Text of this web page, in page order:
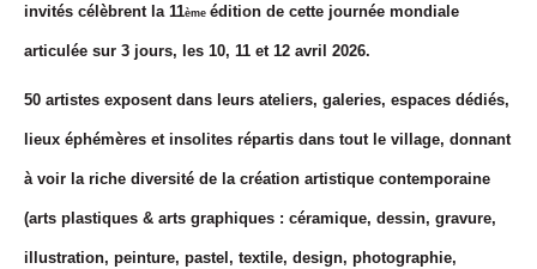
invités célèbrent la 11ème édition de cette journée mondiale
articulée sur 3 jours, les 10, 11 et 12 avril 2026.
50 artistes exposent dans leurs ateliers, galeries, espaces dédiés,
lieux éphémères et insolites répartis dans tout le village, donnant
à voir la riche diversité de la création artistique contemporaine
(arts plastiques & arts graphiques : céramique, dessin, gravure,
illustration, peinture, pastel, textile, design, photographie,